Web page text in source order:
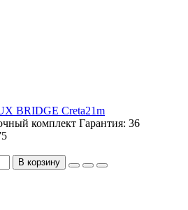
BRIDGE Creta21m
комплект Гарантия: 36
В корзину